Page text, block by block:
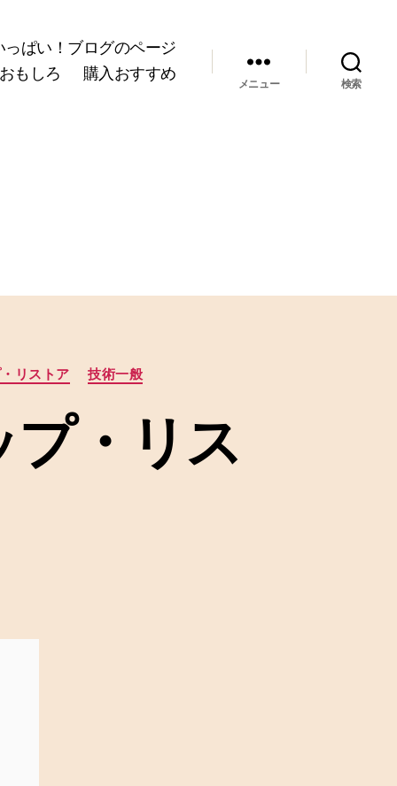
ぱい！ブログのページ
もしろ
購入おすすめ
メニュー 検索
リストア 技術一般
・リス